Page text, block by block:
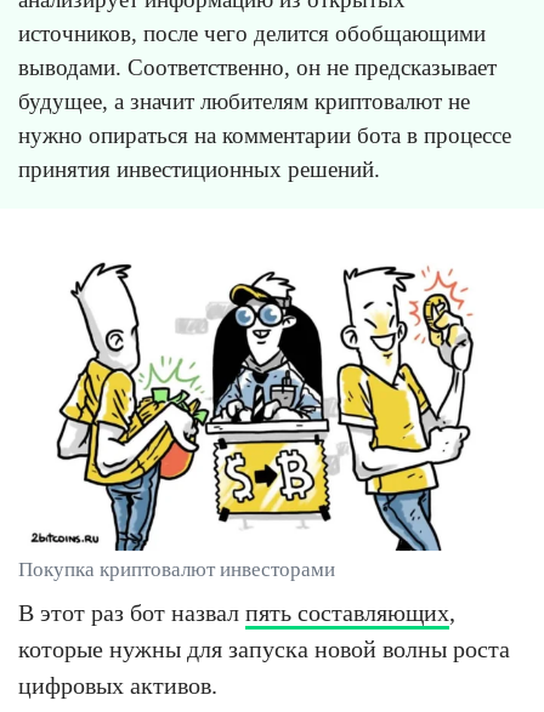
источников, после чего делится обобщающими
выводами. Соответственно, он не предсказывает
будущее, а значит любителям криптовалют не
нужно опираться на комментарии бота в процессе
принятия инвестиционных решений.
Покупка криптовалют инвесторами
В этот раз бот назвал пять составляющих,
которые нужны для запуска новой волны роста
цифровых активов.